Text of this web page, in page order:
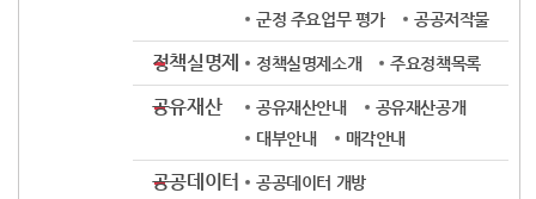
군정 주요업무 평가
공공저작물
정책실명제 정책실명제소개 주요정책목록
공유재산 공유재산안내
공유재산공개
대부안내
매각안내
공공데이터
공공데이터 개방